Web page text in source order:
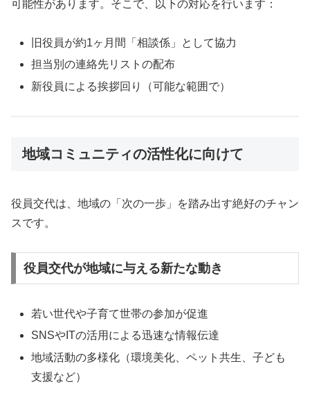
可能性があります。そこで、以下の対応を行います：
旧役員が約1ヶ月間「相談係」として協力
担当別の連絡先リストの配布
新役員による挨拶回り（可能な範囲で）
地域コミュニティの活性化に向けて
役員交代は、地域の「次の一歩」を踏み出す絶好のチャン
スです。
役員交代が地域に与える新たな動き
若い世代や子育て世帯の参加が促進
SNSやITの活用による迅速な情報伝達
地域活動の多様化（環境美化、ペット共生、子ども
支援など）